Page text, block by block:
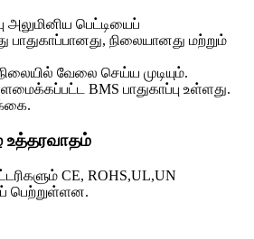
அலுமினிய பெட்டியைப்
நிலையானது மற்றும்
வேலை செய்ய முடியும்.
BMS பாதுகாப்பு உள்ளது.
உத்தரவாதம்
CE, ROHS,UL,UN
பெற்றுள்ளன.